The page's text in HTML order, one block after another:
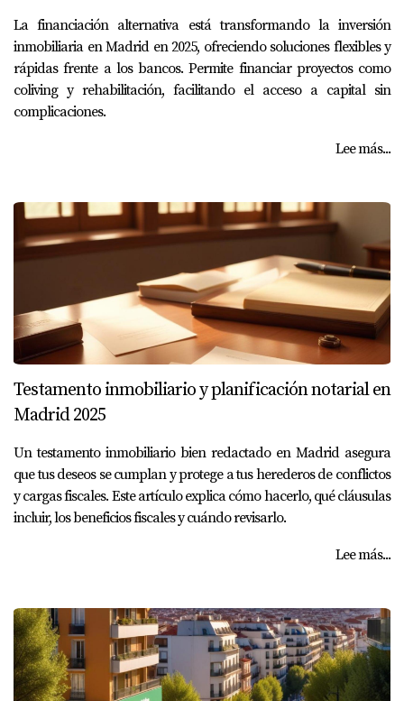
La financiación alternativa está transformando la inversión
inmobiliaria en Madrid en 2025, ofreciendo soluciones flexibles y
rápidas frente a los bancos. Permite financiar proyectos como
coliving y rehabilitación, facilitando el acceso a capital sin
complicaciones.
Lee más...
Testamento inmobiliario y planificación notarial en
Madrid 2025
Un testamento inmobiliario bien redactado en Madrid asegura
que tus deseos se cumplan y protege a tus herederos de conflictos
y cargas fiscales. Este artículo explica cómo hacerlo, qué cláusulas
incluir, los beneficios fiscales y cuándo revisarlo.
Lee más...